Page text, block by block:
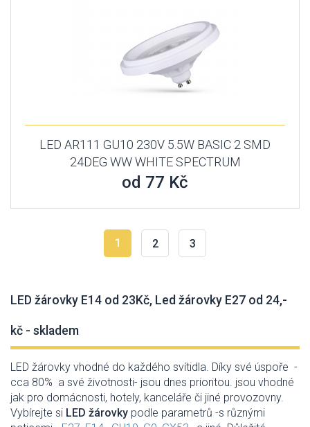
LED AR111 GU10 230V 5.5W BASIC 2 SMD
24DEG WW WHITE SPECTRUM
od 77 Kč
1 2 3
LED žárovky E14 od 23Kč, Led žárovky E27 od 24,-
kč - skladem
LED žárovky vhodné do každého svítidla. Díky své úspoře -
cca 80% a své životnosti- jsou dnes prioritou. jsou vhodné
jak pro domácnosti, hotely, kanceláře či jiné provozovny.
Vybírejte si LED žárovky podle parametrů -s různými